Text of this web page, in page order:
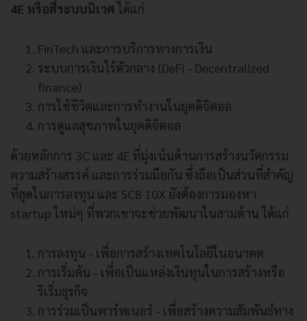
4E หรือสี่ระบบนิเวศ ได้แก่
FinTech และการบริการทางการเงิน
ระบบการเงินไร้ตัวกลาง (DeFi - Decentralized
finance)
การใช้ชีวิตและการทำงานในยุคดิจิตอล
การดูแลสุขภาพในยุคดิจิตอล
ด้วยหลักการ 3C และ 4E ที่มุ่งเน้นด้านการสร้างนวัตกรรม
ความสร้างสรรค์ และการร่วมมือกัน ซึ่งถือเป็นส่วนที่สำคัญ
ที่สุดในการลงทุน และ SCB 10X ยังต้องการมองหา
startup ใหม่ๆ ที่พวกเขาจะช่วยพัฒนาในสามด้าน ได้แก่
การลงทุน - เพื่อการสร้างเทคโนโลยีในอนาคต
การเริ่มต้น - เพื่อเป็นแหล่งเงินทุนในการสร้างหรือ
ริเริ่มธุรกิจ
การร่วมเป็นพาร์ทเนอร์ - เพื่อสร้างความสัมพันธ์ทาง